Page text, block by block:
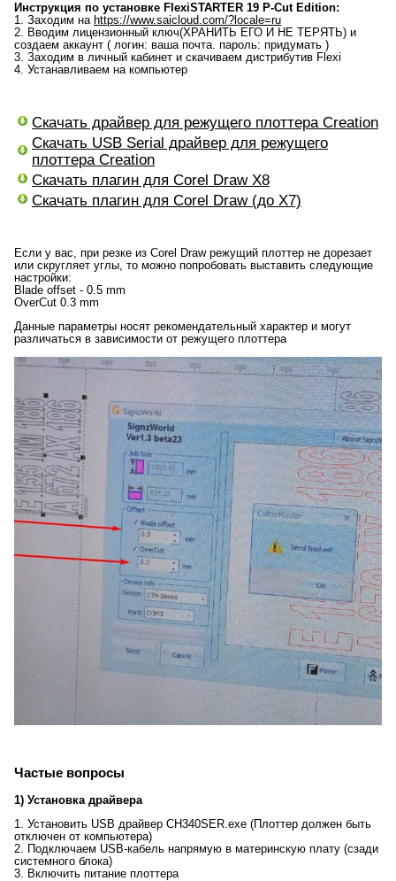
Инструкция по установке FlexiSTARTER 19 P-Cut Edition:
1. Заходим на https://www.saicloud.com/?locale=ru
2. Вводим лицензионный ключ(ХРАНИТЬ ЕГО И НЕ ТЕРЯТЬ) и
создаем аккаунт ( логин: ваша почта. пароль: придумать )
3. Заходим в личный кабинет и скачиваем дистрибутив Flexi
4. Устанавливаем на компьютер
Скачать драйвер для режущего плоттера Creation
Скачать USB Serial драйвер для режущего
плоттера Creation
Скачать плагин для Corel Draw X8
Скачать плагин для Corel Draw (до X7)
Если у вас, при резке из Corel Draw режущий плоттер не дорезает
или скругляет углы, то можно попробовать выставить следующие
настройки:
Blade offset - 0.5 mm
OverCut 0.3 mm
Данные параметры носят рекомендательный характер и могут
различаться в зависимости от режущего плоттера
Частые вопросы
1) Установка драйвера
1. Установить USB драйвер CH340SER.exe (Плоттер должен быть
отключен от компьютера)
2. Подключаем USB-кабель напрямую в материнскую плату (сзади
системного блока)
3. Включить питание плоттера